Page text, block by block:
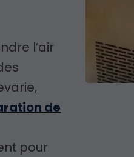
l’air
de
pour